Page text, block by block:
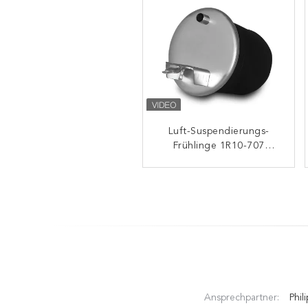
Luft-Suspendierungs-
Frühlinge 1R10-707
Naturkautschuk-Airbag-
Suspendierung
Ansprechpartner: